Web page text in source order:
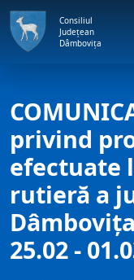
Consiliul
Județean
Dâmbovița
privind
efectuate
rutieră a
25.02 -